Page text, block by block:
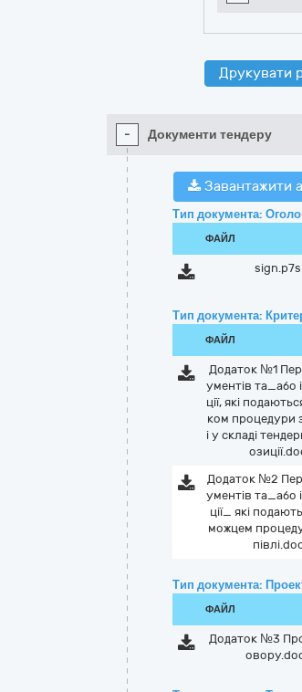
Друкувати
- Документи тендеру
Завантажити
Тип документа:
ФАЙЛ
sign.p7s
Тип документа:
ФАЙЛ
Додаток №1
ументів та_або
ції, які
ком процедури
і у складі
Додаток №2
ументів та_або
ції_ які
можцем
Тип документа:
ФАЙЛ
Додаток №3